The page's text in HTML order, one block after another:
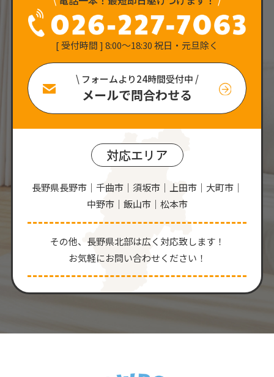
[ 受付時間 ] 8:00〜18:30 祝日・元旦除く
\ フォームより24時間受付中 /
メールで問合わせる
対応エリア
長野県長野市｜千曲市｜須坂市｜上田市｜大町市｜
中野市｜飯山市｜松本市
その他、⻑野県北部は広く対応致します！
お気軽にお問い合わせください！